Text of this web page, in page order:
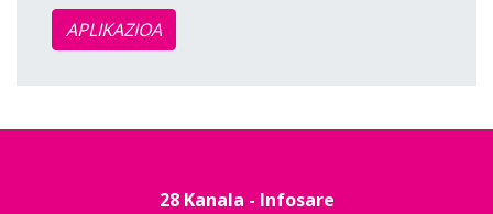
APLIKAZIOA
28 Kanala - Infosare